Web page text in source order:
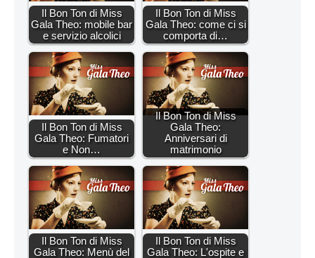
Il Bon Ton di Miss
Gala Theo: mobile bar
e servizio alcolici
Il Bon Ton di Miss
Gala Theo: come ci si
comporta di…
Il Bon Ton di Miss
Gala Theo: Fumatori
e Non…
Il Bon Ton di Miss
Gala Theo:
Anniversari di
matrimonio
Il Bon Ton di Miss
Gala Theo: Menù del
Il Bon Ton di Miss
Gala Theo: L'ospite e